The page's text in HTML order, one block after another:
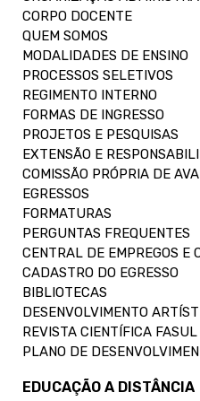
CORPO DOCENTE
QUEM SOMOS
MODALIDADES DE ENSINO
PROCESSOS SELETIVOS
REGIMENTO INTERNO
FORMAS DE INGRESSO
PROJETOS E PESQUISAS
EXTENSÃO E
COMISSÃO PRÓPRIA DE
EGRESSOS
FORMATURAS
PERGUNTAS FREQUENTES
CENTRAL DE EMPREGOS E
CADASTRO DO EGRESSO
BIBLIOTECAS
DESENVOLVIMENTO
REVISTA CIENTÍFICA FASUL
PLANO DE
EDUCAÇÃO A DISTÂNCIA